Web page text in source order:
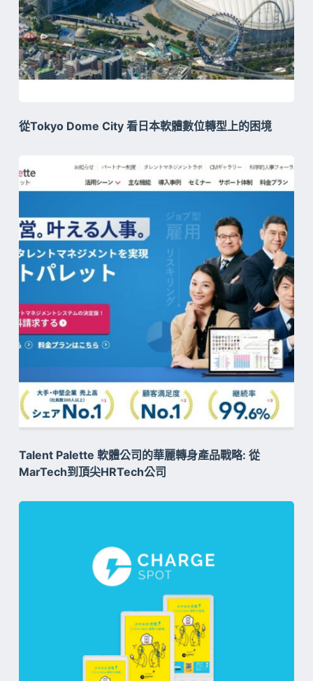
從Tokyo Dome City 看日本軟體數位轉型上的困境
Talent Palette 軟體公司的華麗轉身產品戰略: 從
MarTech到頂尖HRTech公司